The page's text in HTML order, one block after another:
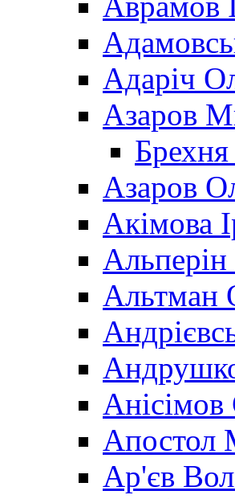
Адаріч
Азаров
Азаров
Акімова
Альтман
Анісімов
Апостол
Ар'єв